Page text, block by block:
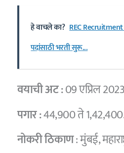
हे वाचले का? REC Recruitment
पदांसाठी भरती सुरू...
वयाची अट :09 एप्रिल 2023
पगार :44,900 ते
नोकरी ठिकाण: मुंबई,